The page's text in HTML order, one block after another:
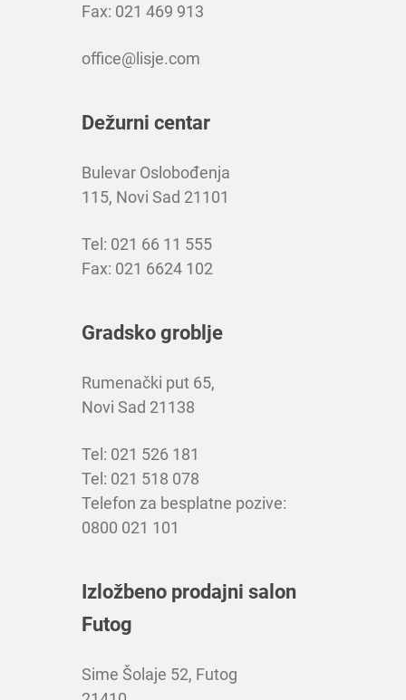
Fax: 021 469 913
office@lisje.com
Dežurni centar
Bulevar Oslobođenja
115, Novi Sad 21101
Tel: 021 66 11 555
Fax: 021 6624 102
Gradsko groblje
Rumenački put 65,
Novi Sad 21138
Tel: 021 526 181
Tel: 021 518 078
Telefon za besplatne pozive:
0800 021 101
Izložbeno prodajni salon
Futog
Sime Šolaje 52, Futog